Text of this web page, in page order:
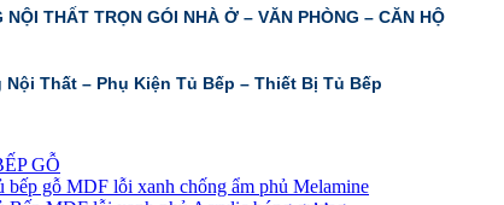
NỘI THẤT TRỌN GÓI NHÀ Ở – VĂN PHÒNG – CĂN HỘ
Thất – Phụ Kiện Tủ Bếp – Thiết Bị Tủ Bếp
GỖ
bếp gỗ MDF lỗi xanh chống ẩm phủ Melamine